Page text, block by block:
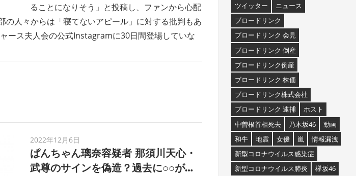
ることになりそう」と投稿し、ファンから心配
の人々からは「寝てないアピール」に対する批判もあ
ース夫人会の公式Instagramに30日間登場していな
2022年12月6日
ぱんちゃん璃奈容疑者 那須川天心・
武尊のサインを偽造？過去に○○が…
ツイッター
ニュース
ブロードリンク
ブロードリンク 会見
ブロードリンク 倒産
ブロードリンク倒産
ブロードリンク 株価
ブロードリンク株式会社
ブロードリンク 逮捕
ホスト
中曽根首相死去
乃木坂46
動画
和牛
地震 女優 嵐
情報漏洩
新型コロナウイルス感染症
新型コロナウイルス肺炎
欅坂46